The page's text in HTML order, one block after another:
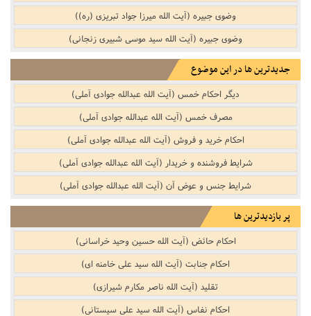
وضوی جبیره (آیت الله میرزا جواد تبریزی (ره))
وضوی جبیره (آیت الله سید موسی شبیری زنجانی)
جدیدترین ها در این موضوع
دیگر احکام خمس (آیت الله عبدالله جوادی آملی)
مصرف خمس (آیت الله عبدالله جوادی آملی)
احکام خرید و فروش (آیت الله عبدالله جوادی آملی)
شرایط فروشنده و خریدار (آیت الله عبدالله جوادی آملی)
شرایط جنس و عوض آن (آیت الله عبدالله جوادی آملی)
پر بازدیدترین ها
احکام حائض (آیت الله حسین وحید خراسانی)
احکام جنابت (آیت الله سید علی خامنه ای)
تقلید (آیت الله ناصر مکارم شیرازی)
احکام نفاس (آیت الله سید علی سیستانی)